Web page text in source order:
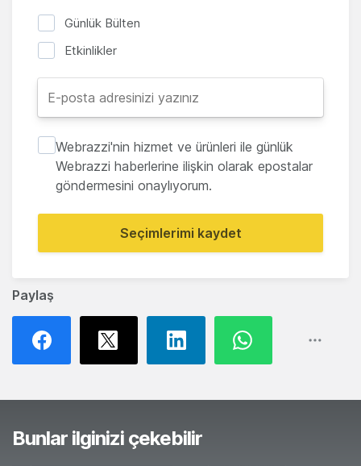
Paylaş
Günlük Bülten
Etkinlikler
Webrazzi'nin hizmet ve ürünleri ile günlük
Webrazzi haberlerine ilişkin olarak epostalar
göndermesini onaylıyorum.
Seçimlerimi kaydet
Bunlar ilginizi çekebilir